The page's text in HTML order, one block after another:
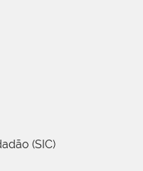
(SIC)